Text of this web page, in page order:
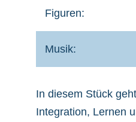
Figuren:
Musik:
In diesem Stück
Integration, Lernen